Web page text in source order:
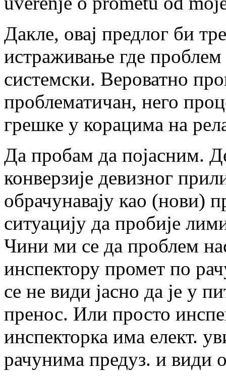
Дакле, овај предлог би
истраживање где проблем
системски. Вероватно
проблематичан, него
грешке у корацима на
Да пробам да појасним.
конверзије девизног
обрачунавају као (нови)
ситуацију да пробије
Чини ми се да проблем
инспектору промет по
се не види јасно да је у
пренос. Или просто
инспекторка има елект.
рачунима предуз. и види